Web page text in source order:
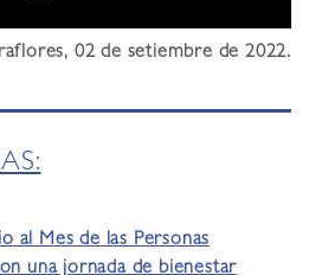
02 de setiembre de 2022.
al Mes de las Personas
una jornada de bienestar